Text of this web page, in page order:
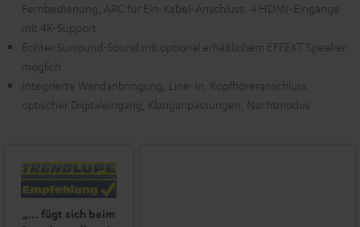
Fernbedienung, ARC für Ein-Kabel-Anschluss, 4 HDMI-Eingänge
mit 4K-Support
Echter Surround-Sound mit optional erhältlichem EFFEKT Speaker
möglich
Integrierte Wandanbringung, Line-In, Kopfhöreranschluss,
optischer Digitaleingang, Klanganpassungen, Nachtmodus
„… fügt sich beim